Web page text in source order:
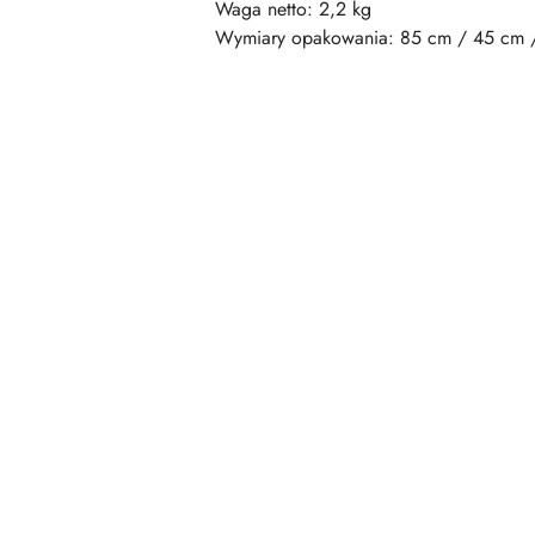
Waga netto: 2,2 kg
Wymiary opakowania: 85 cm / 45 cm